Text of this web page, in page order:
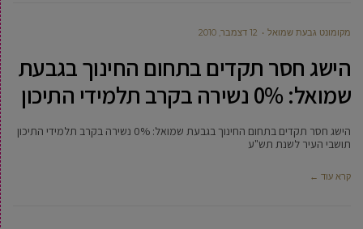
מקומונט גבעת שמואל 12 דצמבר, 2010
הישג חסר תקדים בתחום החינוך בגבעת
שמואל: 0% נשירה בקרב תלמידי התיכון
הישג חסר תקדים בתחום החינוך בגבעת שמואל: 0% נשירה בקרב תלמידי התיכון
תושבי העיר לשנת תש"ע
קרא עוד ←